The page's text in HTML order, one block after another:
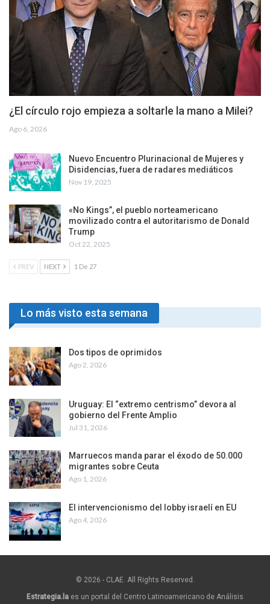
¿El círculo rojo empieza a soltarle la mano a Milei?
Ago 6, 2026
Nuevo Encuentro Plurinacional de Mujeres y
Disidencias, fuera de radares mediáticos
Nov 19, 2025
«No Kings”, el pueblo norteamericano
movilizado contra el autoritarismo de Donald
Trump
Oct 22, 2025
PREV NEXT 1 De 27
Lo más visto esta semana
Dos tipos de oprimidos
Ago 2, 2026
Uruguay: El “extremo centrismo” devora al
gobierno del Frente Amplio
Jul 31, 2026
Marruecos manda parar el éxodo de 50.000
migrantes sobre Ceuta
Ago 1, 2026
El intervencionismo del lobby israelí en EU
Ago 4, 2026
© 2026 - CLAE. All Rights Reserved.
Estrategia.la es un portal del Centro Latinoamericano de Análisis